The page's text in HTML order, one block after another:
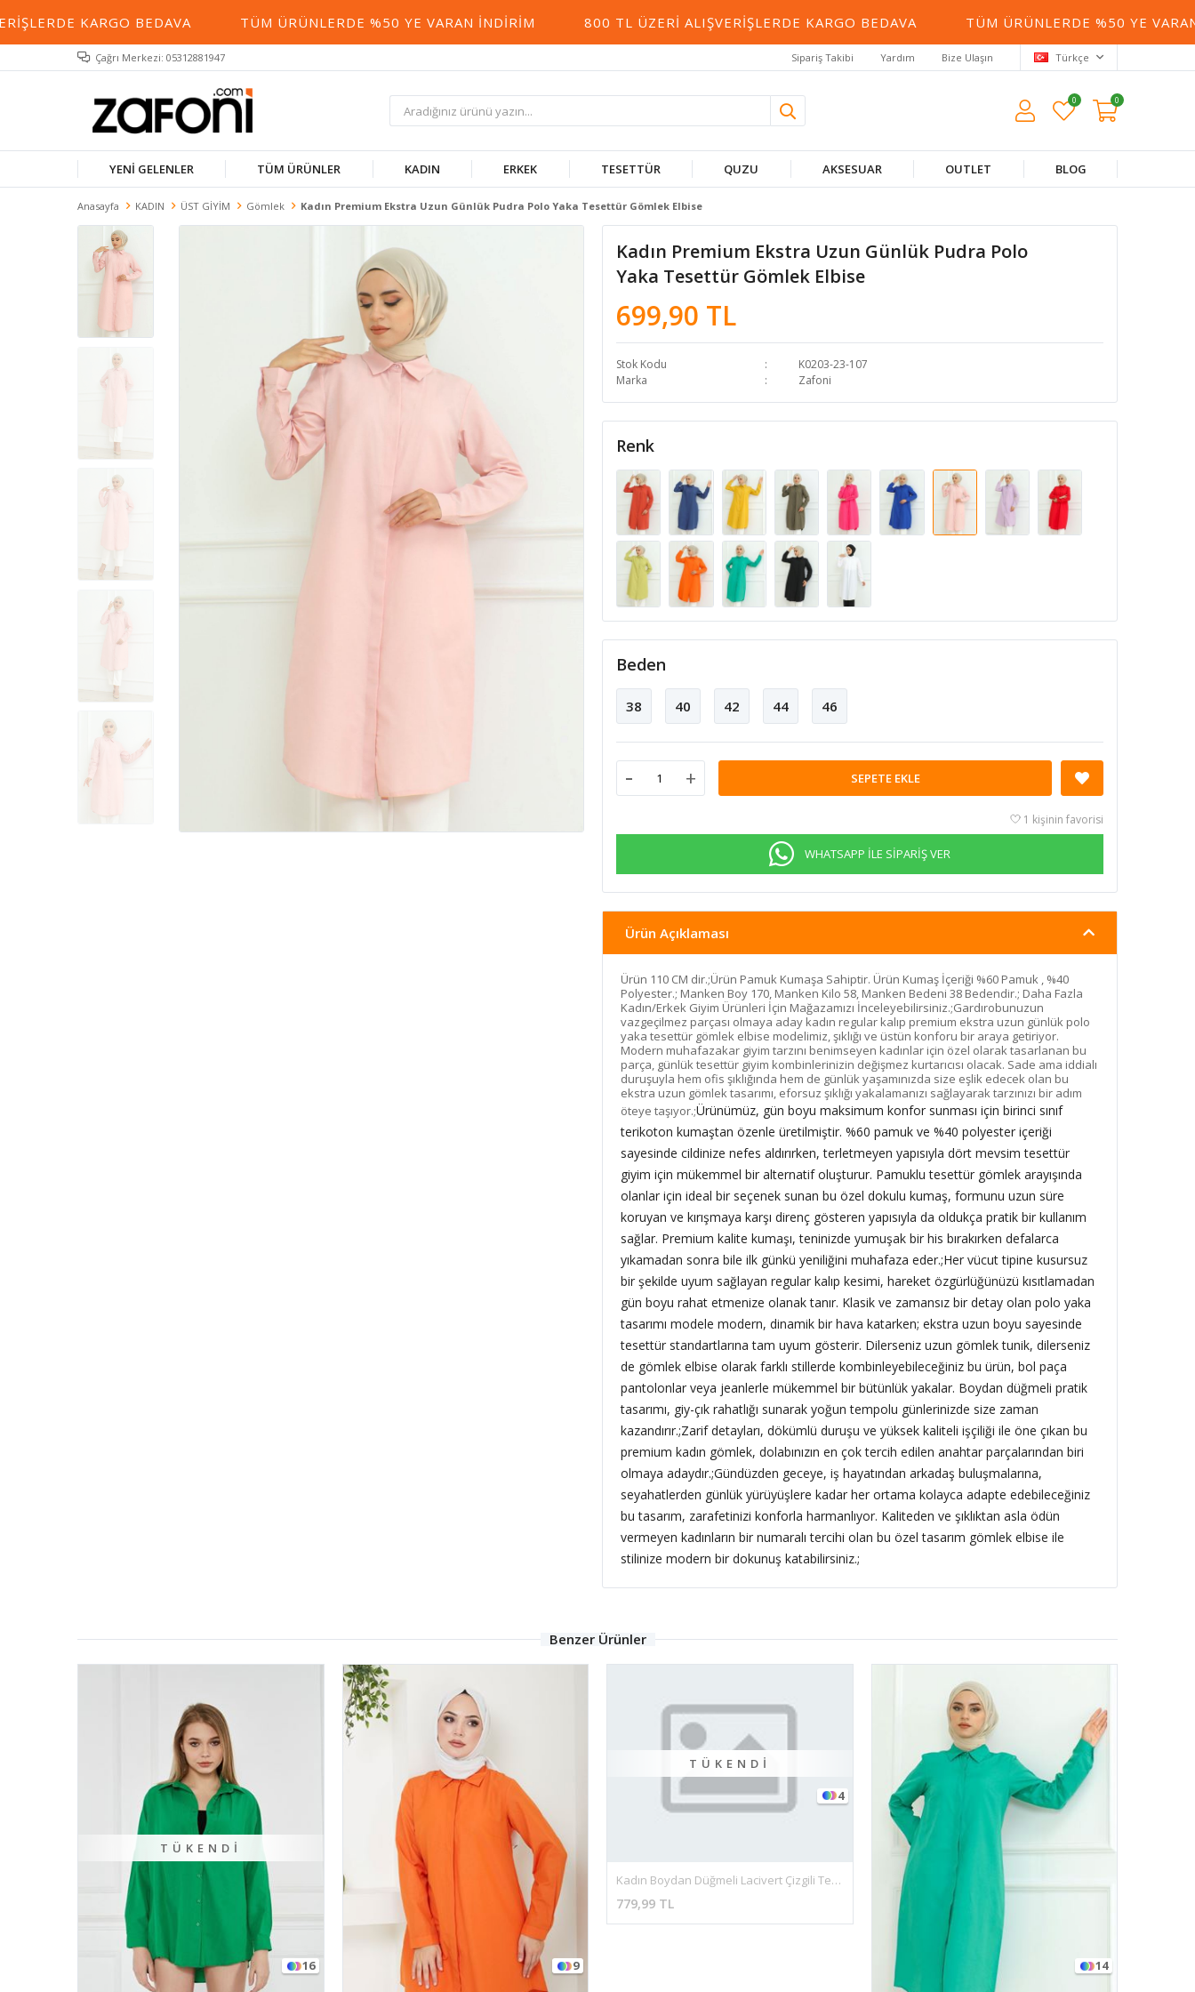
KARGO BEDAVA TÜM ÜRÜNLERDE %50 YE VARAN İNDIRIM 800 TL ÜZERI ALIŞVERIŞLERDE KARGO BEDAVA TÜM ÜRÜNLERDE %50 YE VARAN
Çağrı Merkezi: 05312881947 Sipariş Takibi Yardım Bize Ulaşın Türkçe
0 0
YENİ GELENLER TÜM ÜRÜNLER KADIN ERKEK TESETTÜR QUZU AKSESUAR OUTLET BLOG
Anasayfa KADIN ÜST GİYİM Gömlek Kadın Premium Ekstra Uzun Günlük Pudra Polo Yaka Tesettür Gömlek Elbise
Kadın Premium Ekstra Uzun Günlük Pudra Polo
Yaka Tesettür Gömlek Elbise
699,90 TL
Stok Kodu
K0203-23-107
Marka
Zafoni
Renk
Beden
38 40 42 44 46
- + SEPETE EKLE
1 kişinin favorisi
WHATSAPP İLE SİPARİŞ VER
Ürün Açıklaması
Ürün 110 CM dir.;Ürün Pamuk Kumaşa Sahiptir. Ürün Kumaş İçeriği %60 Pamuk , %40
Polyester.; Manken Boy 170, Manken Kilo 58, Manken Bedeni 38 Bedendir.; Daha Fazla
Kadın/Erkek Giyim Ürünleri İçin Mağazamızı İnceleyebilirsiniz.;Gardırobunuzun
vazgeçilmez parçası olmaya aday kadın regular kalıp premium ekstra uzun günlük polo
yaka tesettür gömlek elbise modelimiz, şıklığı ve üstün konforu bir araya getiriyor.
Modern muhafazakar giyim tarzını benimseyen kadınlar için özel olarak tasarlanan bu
parça, günlük tesettür giyim kombinlerinizin değişmez kurtarıcısı olacak. Sade ama iddialı
duruşuyla hem ofis şıklığında hem de günlük yaşamınızda size eşlik edecek olan bu
ekstra uzun gömlek tasarımı, eforsuz şıklığı yakalamanızı sağlayarak tarzınızı bir adım
öteye taşıyor.;Ürünümüz, gün boyu maksimum konfor sunması için birinci sınıf
terikoton kumaştan özenle üretilmiştir. %60 pamuk ve %40 polyester içeriği
sayesinde cildinize nefes aldırırken, terletmeyen yapısıyla dört mevsim tesettür
giyim için mükemmel bir alternatif oluşturur. Pamuklu tesettür gömlek arayışında
olanlar için ideal bir seçenek sunan bu özel dokulu kumaş, formunu uzun süre
koruyan ve kırışmaya karşı direnç gösteren yapısıyla da oldukça pratik bir kullanım
sağlar. Premium kalite kumaşı, teninizde yumuşak bir his bırakırken defalarca
yıkamadan sonra bile ilk günkü yeniliğini muhafaza eder.;Her vücut tipine kusursuz
bir şekilde uyum sağlayan regular kalıp kesimi, hareket özgürlüğünüzü kısıtlamadan
gün boyu rahat etmenize olanak tanır. Klasik ve zamansız bir detay olan polo yaka
tasarımı modele modern, dinamik bir hava katarken; ekstra uzun boyu sayesinde
tesettür standartlarına tam uyum gösterir. Dilerseniz uzun gömlek tunik, dilerseniz
de gömlek elbise olarak farklı stillerde kombinleyebileceğiniz bu ürün, bol paça
pantolonlar veya jeanlerle mükemmel bir bütünlük yakalar. Boydan düğmeli pratik
tasarımı, giy-çık rahatlığı sunarak yoğun tempolu günlerinizde size zaman
kazandırır.;Zarif detayları, dökümlü duruşu ve yüksek kaliteli işçiliği ile öne çıkan bu
premium kadın gömlek, dolabınızın en çok tercih edilen anahtar parçalarından biri
olmaya adaydır.;Gündüzden geceye, iş hayatından arkadaş buluşmalarına,
seyahatlerden günlük yürüyüşlere kadar her ortama kolayca adapte edebileceğiniz
bu tasarım, zarafetinizi konforla harmanlıyor. Kaliteden ve şıklıktan asla ödün
vermeyen kadınların bir numaralı tercihi olan bu özel tasarım gömlek elbise ile
stilinize modern bir dokunuş katabilirsiniz.;
Benzer Ürünler
TÜKENDI
16 9
TÜKENDI
4
Kadın Boydan Düğmeli Lacivert Çizgili Tesettür Gömlek Elbise
779,99 TL
14